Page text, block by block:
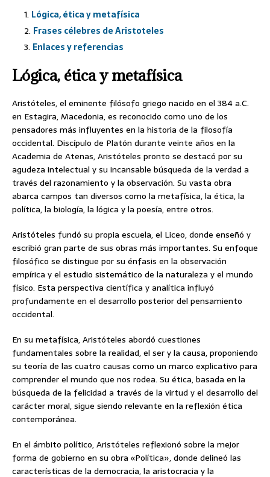
Lógica, ética y metafísica
Frases célebres de Aristoteles
Enlaces y referencias
Lógica, ética y metafísica
Aristóteles, el eminente filósofo griego nacido en el 384 a.C.
en Estagira, Macedonia, es reconocido como uno de los
pensadores más influyentes en la historia de la filosofía
occidental. Discípulo de Platón durante veinte años en la
Academia de Atenas, Aristóteles pronto se destacó por su
agudeza intelectual y su incansable búsqueda de la verdad a
través del razonamiento y la observación. Su vasta obra
abarca campos tan diversos como la metafísica, la ética, la
política, la biología, la lógica y la poesía, entre otros.
Aristóteles fundó su propia escuela, el Liceo, donde enseñó y
escribió gran parte de sus obras más importantes. Su enfoque
filosófico se distingue por su énfasis en la observación
empírica y el estudio sistemático de la naturaleza y el mundo
físico. Esta perspectiva científica y analítica influyó
profundamente en el desarrollo posterior del pensamiento
occidental.
En su metafísica, Aristóteles abordó cuestiones
fundamentales sobre la realidad, el ser y la causa, proponiendo
su teoría de las cuatro causas como un marco explicativo para
comprender el mundo que nos rodea. Su ética, basada en la
búsqueda de la felicidad a través de la virtud y el desarrollo del
carácter moral, sigue siendo relevante en la reflexión ética
contemporánea.
En el ámbito político, Aristóteles reflexionó sobre la mejor
forma de gobierno en su obra «Política», donde delineó las
características de la democracia, la aristocracia y la